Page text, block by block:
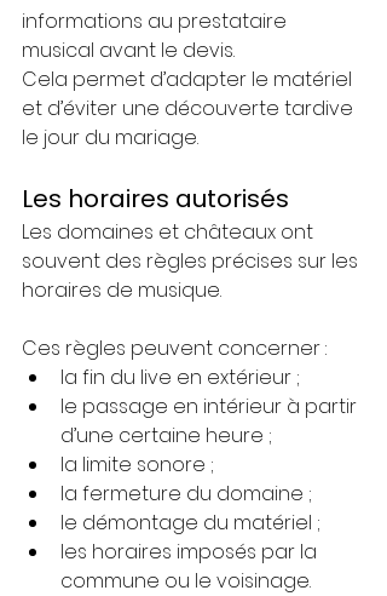
informations au prestataire
musical avant le devis.
Cela permet d’adapter le matériel
et d’éviter une découverte tardive
le jour du mariage.
Les horaires autorisés
Les domaines et châteaux ont
souvent des règles précises sur les
horaires de musique.
Ces règles peuvent concerner :
la fin du live en extérieur ;
le passage en intérieur à partir
d’une certaine heure ;
la limite sonore ;
la fermeture du domaine ;
le démontage du matériel ;
les horaires imposés par la
commune ou le voisinage.